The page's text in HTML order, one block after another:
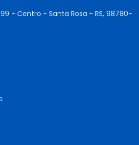
- Centro - Santa Rosa - RS, 98780-